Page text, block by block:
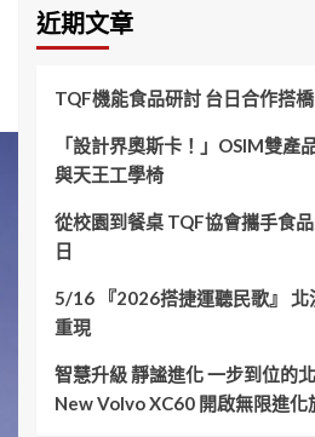
鍵
字:
近期文章
TQF機能食品研討 台日合作搭橋
「設計界奧斯卡！」OSIM雙產
與天王工學椅
從校園到餐桌 TQF協會攜手食
日
5/16 『2026搭捷運聽民歌』 北
重現
智慧升級 靜謐進化 一步到位的
New Volvo XC60 開啟無限進化